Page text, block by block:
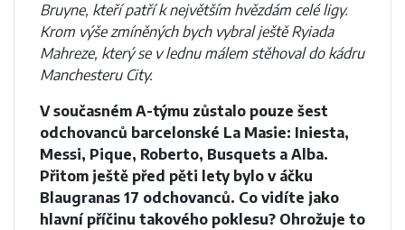
Bruyne, kteří patří k největším hvězdám celé ligy.
Krom výše zmíněných bych vybral ještě Ryiada
Mahreze, který se v lednu málem stěhoval do kádru
Manchesteru City.
V současném A-týmu zůstalo pouze šest
odchovanců barcelonské La Masie: Iniesta,
Messi, Pique, Roberto, Busquets a Alba.
Přitom ještě před pěti lety bylo v áčku
Blaugranas 17 odchovanců. Co vidíte jako
hlavní příčinu takového poklesu? Ohrožuje to